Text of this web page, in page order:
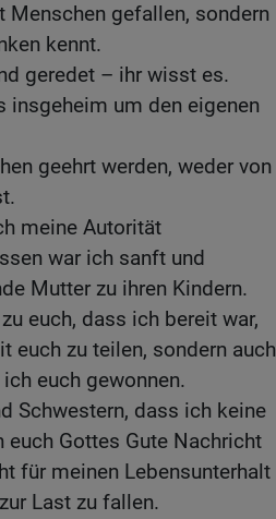
gefallen, sondern
kennt.
geredet – ihr wisst es.
insgeheim um den eigenen
geehrt werden, weder von
meine Autorität
war ich sanft und
Mutter zu ihren Kindern.
euch, dass ich bereit war,
euch zu teilen, sondern auch
euch gewonnen.
Schwestern, dass ich keine
euch Gottes Gute Nachricht
für meinen Lebensunterhalt
Last zu fallen.